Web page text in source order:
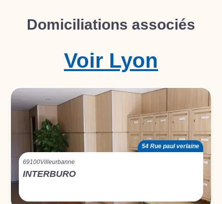
Domiciliations associés
Lyon
Voir
54 Rue paul verlaine
69100Villeurbanne
INTERBURO